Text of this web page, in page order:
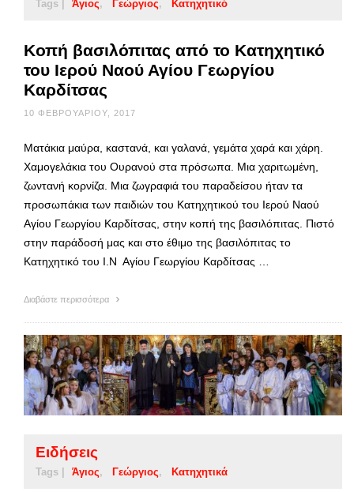
Tags | Άγιος Γεώργιος Κατηχητικό
Κοπή βασιλόπιτας από το Κατηχητικό
του Ιερού Ναού Αγίου Γεωργίου
Καρδίτσας
10 ΦΕΒΡΟΥΑΡΊΟΥ, 2017
Ματάκια μαύρα, καστανά, και γαλανά, γεμάτα χαρά και χάρη.
Χαμογελάκια του Ουρανού στα πρόσωπα. Μια χαριτωμένη,
ζωντανή κορνίζα. Μια ζωγραφιά του παραδείσου ήταν τα
προσωπάκια των παιδιών του Κατηχητικού του Ιερού Ναού
Αγίου Γεωργίου Καρδίτσας, στην κοπή της βασιλόπιτας. Πιστό
στην παράδοσή μας και στο έθιμο της βασιλόπιτας το
Κατηχητικό του Ι.Ν Αγίου Γεωργίου Καρδίτσας …
Διαβάστε περισσότερα
Ειδήσεις
Tags | Άγιος Γεώργιος Κατηχητικά